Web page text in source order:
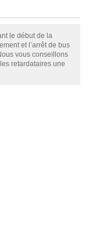
le début de la
et l’arrêt de bus
vous conseillons
retardataires une